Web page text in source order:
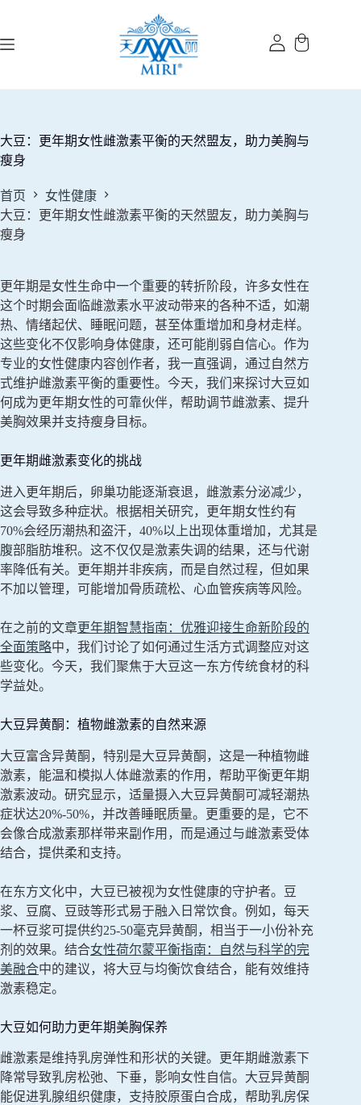
内
大豆：更年期女性雌激素平衡的天然盟友，助力美胸与
瘦身
首页
女性健康
大豆：更年期女性雌激素平衡的天然盟友，助力美胸与
瘦身
更年期是女性生命中一个重要的转折阶段，许多女性在
这个时期会面临雌激素水平波动带来的各种不适，如潮
热、情绪起伏、睡眠问题，甚至体重增加和身材走样。
这些变化不仅影响身体健康，还可能削弱自信心。作为
专业的女性健康内容创作者，我一直强调，通过自然方
式维护雌激素平衡的重要性。今天，我们来探讨大豆如
何成为更年期女性的可靠伙伴，帮助调节雌激素、提升
美胸效果并支持瘦身目标。
更年期雌激素变化的挑战
进入更年期后，卵巢功能逐渐衰退，雌激素分泌减少，
这会导致多种症状。根据相关研究，更年期女性约有
70%会经历潮热和盗汗，40%以上出现体重增加，尤其是
腹部脂肪堆积。这不仅仅是激素失调的结果，还与代谢
率降低有关。更年期并非疾病，而是自然过程，但如果
不加以管理，可能增加骨质疏松、心血管疾病等风险。
在之前的文章更年期智慧指南：优雅迎接生命新阶段的
全面策略中，我们讨论了如何通过生活方式调整应对这
些变化。今天，我们聚焦于大豆这一东方传统食材的科
学益处。
大豆异黄酮：植物雌激素的自然来源
大豆富含异黄酮，特别是大豆异黄酮，这是一种植物雌
激素，能温和模拟人体雌激素的作用，帮助平衡更年期
激素波动。研究显示，适量摄入大豆异黄酮可减轻潮热
症状达20%-50%，并改善睡眠质量。更重要的是，它不
会像合成激素那样带来副作用，而是通过与雌激素受体
结合，提供柔和支持。
在东方文化中，大豆已被视为女性健康的守护者。豆
浆、豆腐、豆豉等形式易于融入日常饮食。例如，每天
一杯豆浆可提供约25-50毫克异黄酮，相当于一小份补充
剂的效果。结合女性荷尔蒙平衡指南：自然与科学的完
美融合中的建议，将大豆与均衡饮食结合，能有效维持
激素稳定。
大豆如何助力更年期美胸保养
雌激素是维持乳房弹性和形状的关键。更年期雌激素下
降常导致乳房松弛、下垂，影响女性自信。大豆异黄酮
能促进乳腺组织健康，支持胶原蛋白合成，帮助乳房保